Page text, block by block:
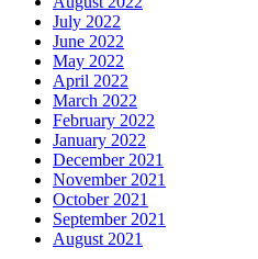
July 2022
June 2022
May 2022
April 2022
March 2022
February 2022
January 2022
December 2021
November 2021
October 2021
September 2021
August 2021